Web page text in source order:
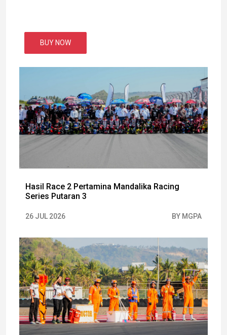
BUY NOW
Hasil Race 2 Pertamina Mandalika Racing
Series Putaran 3
26 JUL 2026 BY MGPA